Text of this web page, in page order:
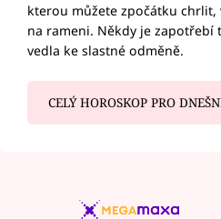
kterou můžete zpočátku
na rameni. Někdy je zapotřebí
vedla ke slastné odměně.
CELÝ HOROSKOP PRO